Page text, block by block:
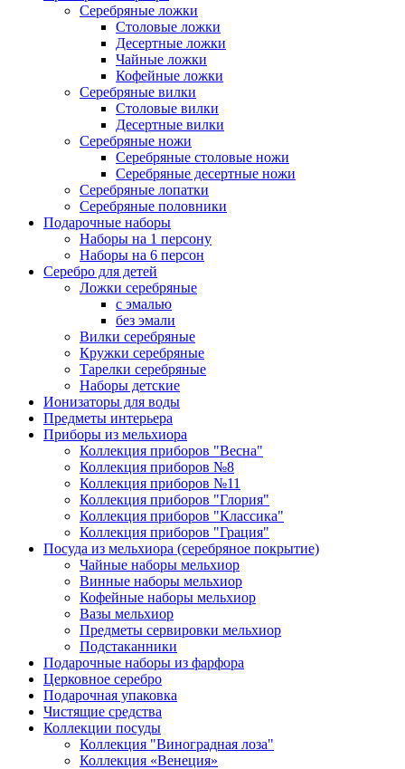
Серебряные ложки
Столовые ложки
Десертные ложки
Чайные ложки
Кофейные ложки
Серебряные вилки
Столовые вилки
Десертные вилки
Серебряные ножи
Серебряные столовые ножи
Серебряные десертные ножи
Серебряные лопатки
Серебряные половники
Подарочные наборы
Наборы на 1 персону
Наборы на 6 персон
Серебро для детей
Ложки серебряные
с эмалью
без эмали
Вилки серебряные
Кружки серебряные
Тарелки серебряные
Наборы детские
Ионизаторы для воды
Предметы интерьера
Приборы из мельхиора
Коллекция приборов "Весна"
Коллекция приборов №8
Коллекция приборов №11
Коллекция приборов "Глория"
Коллекция приборов "Классика"
Коллекция приборов "Грация"
Посуда из мельхиора (серебряное покрытие)
Чайные наборы мельхиор
Винные наборы мельхиор
Кофейные наборы мельхиор
Вазы мельхиор
Предметы сервировки мельхиор
Подстаканники
Подарочные наборы из фарфора
Церковное серебро
Подарочная упаковка
Чистящие средства
Коллекции посуды
Коллекция "Виноградная лоза"
Коллекция «Венеция»